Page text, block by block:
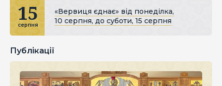
15
серпня
«Вервиця єднає» від понеділка,
10 серпня, до суботи, 15 серпня
Публікації